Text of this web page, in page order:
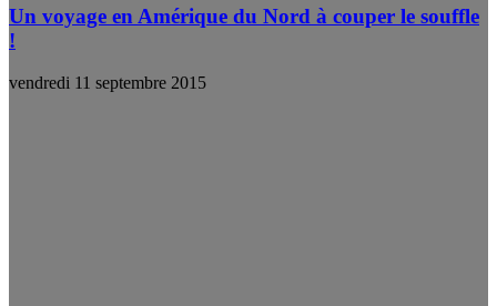
Un voyage en Amérique du Nord à couper le souffle
!
vendredi 11 septembre 2015